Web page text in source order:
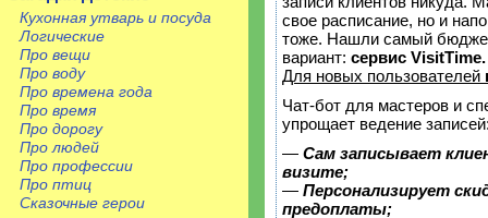
Кухонная утварь и посуда
Логические
Про вещи
Про воду
Про времена года
Про время
Про дорогу
Про людей
Про профессии
Про птиц
Сказочные герои
свое расписание, но и
тоже. Нашли самый
вариант: сервис VisitTime.
Для новых пользователей
Чат-бот для мастеров и
упрощает ведение
— Сам записывает
визите;
— Персонализирует
предоплаты;